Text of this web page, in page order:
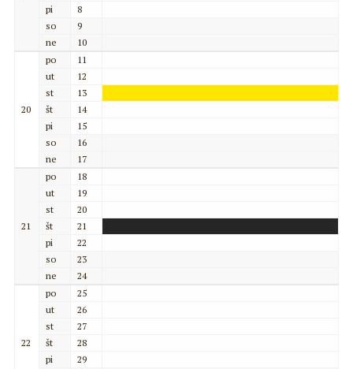
pi
8
so
9
ne
10
20
po
11
ut
12
st
13
št
14
pi
15
so
16
ne
17
21
po
18
ut
19
st
20
št
21
pi
22
so
23
ne
24
22
po
25
ut
26
st
27
št
28
pi
29